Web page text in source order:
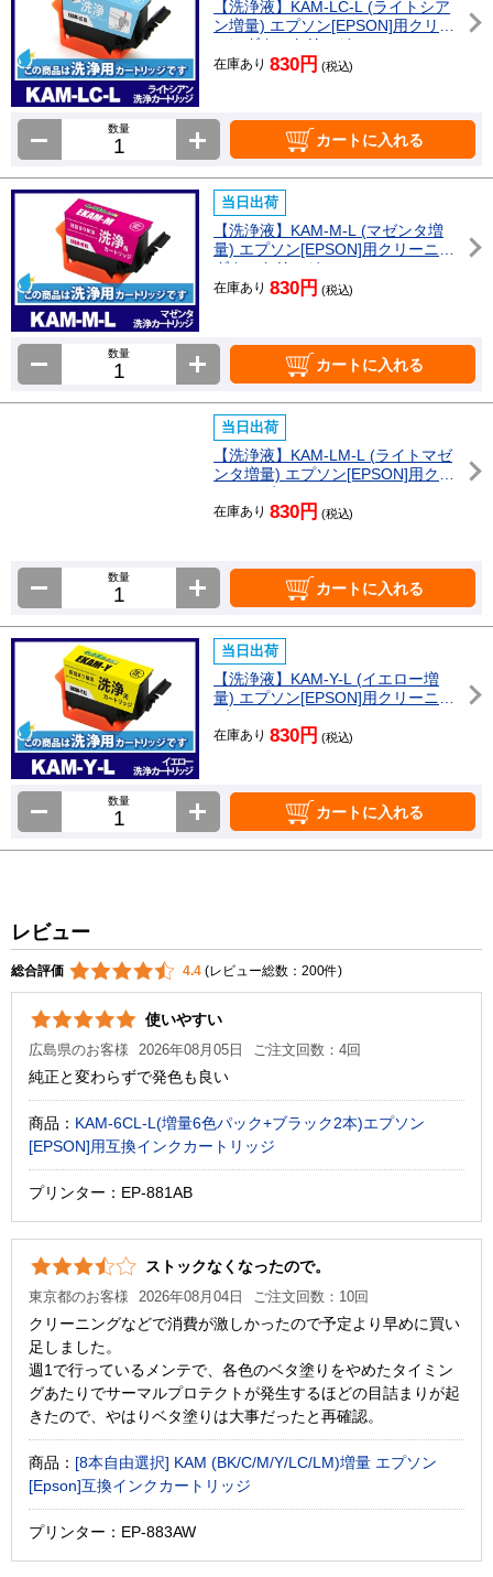
【洗浄液】KAM-LC-L (ライトシア
ン増量) エプソン[EPSON]用クリー
ニングカートリッジ
在庫あり 830円 (税込)
数量
カートに入れる
当日出荷
【洗浄液】KAM-M-L (マゼンタ増
量) エプソン[EPSON]用クリーニン
グカートリッジ
在庫あり 830円 (税込)
数量
カートに入れる
当日出荷
【洗浄液】KAM-LM-L (ライトマゼ
ンタ増量) エプソン[EPSON]用クリ
ーニングカートリッジ
在庫あり 830円 (税込)
数量
カートに入れる
当日出荷
【洗浄液】KAM-Y-L (イエロー増
量) エプソン[EPSON]用クリーニン
在庫あり 830円 (税込)
数量
カートに入れる
レビュー
総合評価 4.4 (レビュー総数：200件)
使いやすい
広島県のお客様 2026年08月05日 ご注文回数：4回
純正と変わらずで発色も良い
商品： KAM-6CL-L(増量6色パック+ブラック2本)エプソン
[EPSON]用互換インクカートリッジ
プリンター：EP-881AB
ストックなくなったので。
東京都のお客様 2026年08月04日 ご注文回数：10回
クリーニングなどで消費が激しかったので予定より早めに買い
足しました。
週1で行っているメンテで、各色のベタ塗りをやめたタイミン
グあたりでサーマルプロテクトが発生するほどの目詰まりが起
きたので、やはりベタ塗りは大事だったと再確認。
商品： [8本自由選択] KAM (BK/C/M/Y/LC/LM)増量 エプソン
[Epson]互換インクカートリッジ
プリンター：EP-883AW